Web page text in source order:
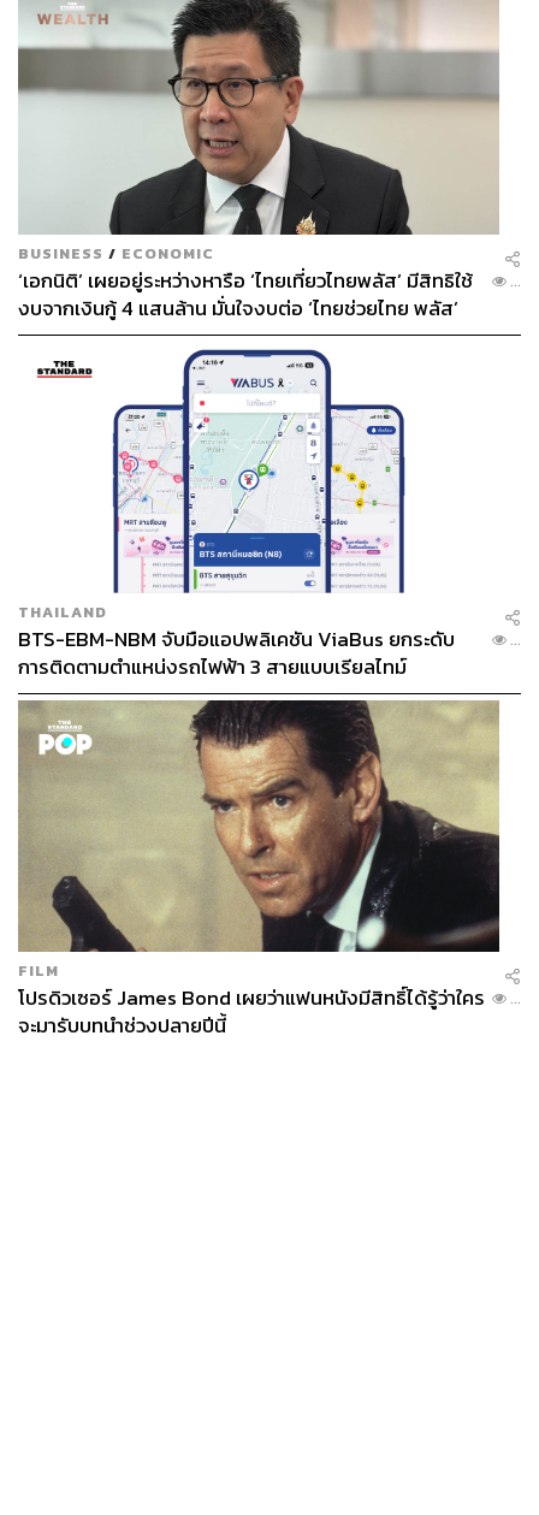
BUSINESS / ECONOMIC
‘เอกนิติ’ เผยอยู่ระหว่างหารือ ‘ไทยเที่ยวไทยพลัส’ มีสิทธิใช้
งบจากเงินกู้ 4 แสนล้าน มั่นใจงบต่อ ‘ไทยช่วยไทย พลัส’
เฟส 2 มีเพียงพอ
...
THAILAND
BTS-EBM-NBM จับมือแอปพลิเคชัน ViaBus ยกระดับ
การติดตามตำแหน่งรถไฟฟ้า 3 สายแบบเรียลไทม์
...
FILM
โปรดิวเซอร์ James Bond เผยว่าแฟนหนังมีสิทธิ์ได้รู้ว่าใคร
จะมารับบทนำช่วงปลายปีนี้
...